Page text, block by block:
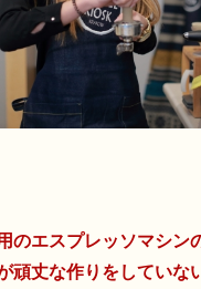
のエスプレッソマシン
頑丈な作りをしていな